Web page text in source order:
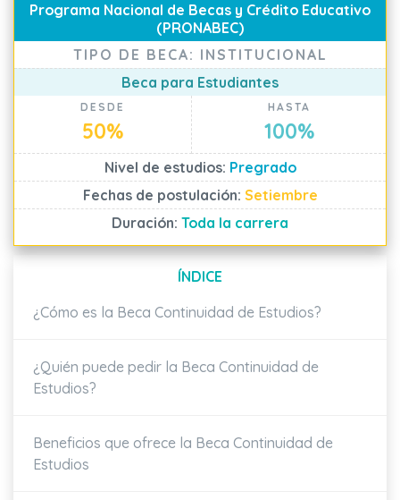
Programa Nacional de Becas y Crédito Educativo
(PRONABEC)
TIPO DE BECA: INSTITUCIONAL
Beca para Estudiantes
DESDE
50%
HASTA
100%
Nivel de estudios: Pregrado
Fechas de postulación: Setiembre
Duración: Toda la carrera
ÍNDICE
¿Cómo es la Beca Continuidad de Estudios?
¿Quién puede pedir la Beca Continuidad de
Estudios?
Beneficios que ofrece la Beca Continuidad de
Estudios